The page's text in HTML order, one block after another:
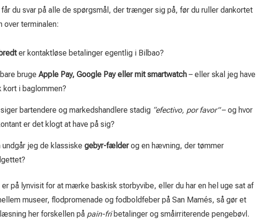
du svar på alle de spørgsmål, der trænger sig på, før du ruller dankortet
over terminalen:
er kontaktløse betalinger egentlig i Bilbao?
bruge Apple Pay, Google Pay eller mit smartwatch – eller skal jeg have
kort i baglommen?
siger bartendere og markedshandlere stadig “efectivo, por favor”– og hvor
er det klogt at have på sig?
undgår jeg de klassiske gebyr-fælderog en hævning, der tømmer
er på lynvisit for at mærke baskisk storbyvibe, eller du har en hel uge sat af
museer, flodpromenade og fodboldfeber på San Mamés, så gør et
her forskellen på pain-fribetalinger og småirriterende pengebøvl.